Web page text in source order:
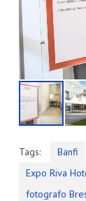
Tags: Banfi
Expo Riva
fotografo